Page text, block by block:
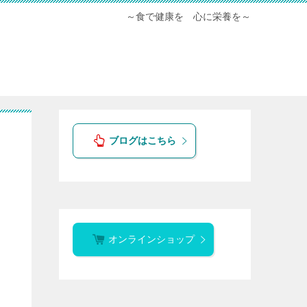
～食で健康を 心に栄養を～
ブログはこちら
オンラインショップ